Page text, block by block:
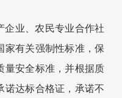
业、农民专业合作社
家有关强制性标准，保
量安全标准，并根据质
诺达标合格证，承诺不